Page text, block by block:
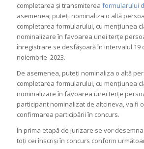
completarea și transmiterea formularului
asemenea, puteți nominaliza o altă
completarea formularului, cu mențiunea
nominalizare în favoarea unei terțe
înregistrare se desfășoară în intervalul 19
noiembrie 2023.
De asemenea, puteți nominaliza o altă
completarea formularului, cu mențiunea
nominalizare în favoarea unei terțe
participant nominalizat de altcineva, va fi
confirmarea participării în concurs.
În prima etapă de jurizare se vor
toți cei înscriși în concurs conform